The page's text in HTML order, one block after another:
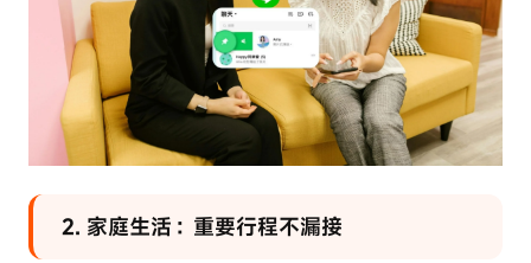
2. 家庭生活：重要行程不漏接